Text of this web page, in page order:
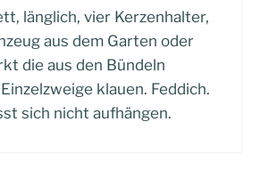
länglich, vier Kerzenhalter,
aus dem Garten oder
die aus den Bündeln
klauen. Feddich.
sich nicht aufhängen.